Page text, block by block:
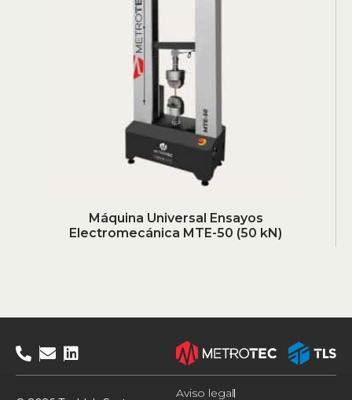
Máquina Universal Ensayos
Electromecánica MTE-50 (50 kN)
Aviso legal